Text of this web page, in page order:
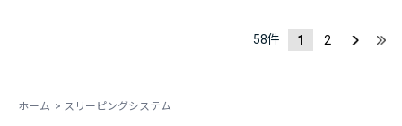
58件 1 2
ホーム > スリーピングシステム